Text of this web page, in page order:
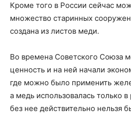
Кроме того в России сейчас
множество старинных
создана из листов меди.
Во времена Советского Союза
ценность и на ней начали
где можно было применить
а медь использовалась только в
без нее действительно нельзя